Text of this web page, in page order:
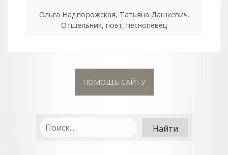
Ольга Надпорожская, Татьяна Дашкевич.
Отшельник, поэт, песнопевец
ПОМОЩЬ САЙТУ